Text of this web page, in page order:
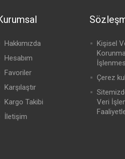
Hakkımızda
Hesabım
Favoriler
Karşılaştır
Kargo Takibi
İletişim
Kişisel
Çerez
Veri